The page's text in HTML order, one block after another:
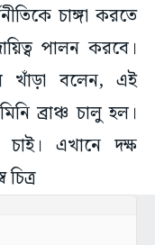
চাঙ্গা করতে
পালন করবে।
খাঁড়া বলেন, এই
ব্রাঞ্চ চালু হল।
এখানে দক্ষ